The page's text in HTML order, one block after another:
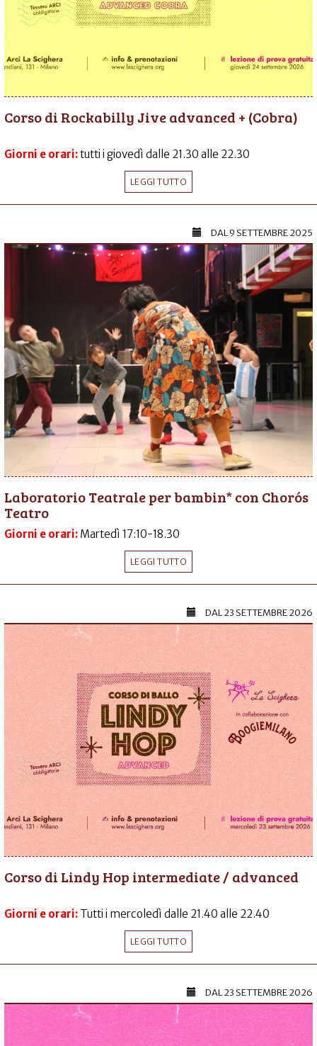
Corso di Rockabilly Jive advanced + (Cobra)
Giorni e orari:tutti i giovedì dalle 21.30 alle 22.30
LEGGI TUTTO
DAL9 SETTEMBRE 2025
Laboratorio Teatrale per bambin* con Chorós
Teatro
Giorni e orari: Martedì 17:10-18.30
LEGGI TUTTO
DAL23 SETTEMBRE 2026
Corso di Lindy Hop intermediate / advanced
Giorni e orari: Tutti i mercoledì dalle 21.40 alle 22.40
LEGGI TUTTO
DAL23 SETTEMBRE 2026